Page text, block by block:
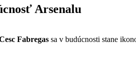
Arsenalu
Fabregas sa v budúcnosti stane